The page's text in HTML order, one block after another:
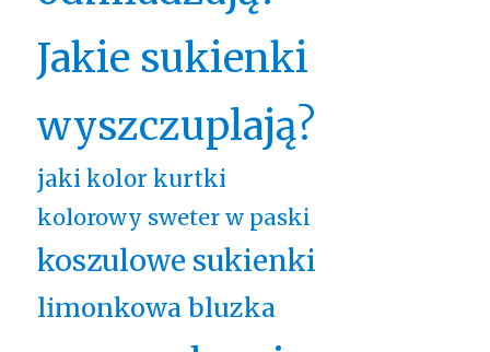
Jakie sukienki
wyszczuplają?
jaki kolor kurtki
kolorowy sweter w paski
koszulowe sukienki
limonkowa bluzka